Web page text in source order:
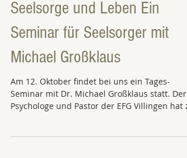
Seelsorge und Leben Ein
Seminar für Seelsorger mit
Michael Großklaus
Am 12. Oktober findet bei uns ein Tages-
Seminar mit Dr. Michael Großklaus statt. Der
Psychologe und Pastor der EFG Villingen hat